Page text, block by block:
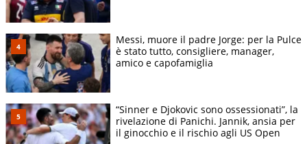
Messi, muore il padre Jorge: per la Pulce
è stato tutto, consigliere, manager,
amico e capofamiglia
“Sinner e Djokovic sono ossessionati”, la
rivelazione di Panichi. Jannik, ansia per
il ginocchio e il rischio agli US Open